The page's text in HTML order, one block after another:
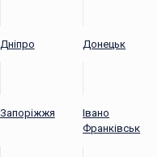
Дніпро Донецьк
Запоріжжя
Івано
Франківськ